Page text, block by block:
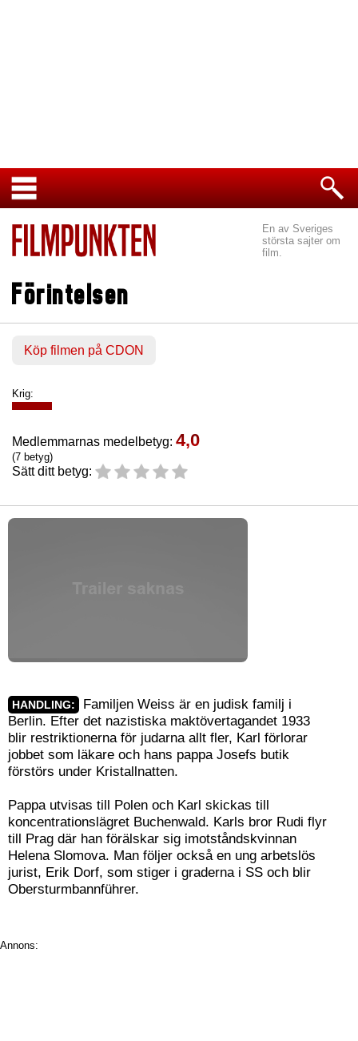
En av Sveriges
största sajter om
film.
Förintelsen
Köp filmen på CDON
Krig:
Medlemmarnas medelbetyg: 4,0
(7 betyg)
Sätt ditt betyg:
HANDLING:
Familjen Weiss är en judisk familj i
Berlin. Efter det nazistiska maktövertagandet 1933
blir restriktionerna för judarna allt fler, Karl förlorar
jobbet som läkare och hans pappa Josefs butik
förstörs under Kristallnatten.
Pappa utvisas till Polen och Karl skickas till
koncentrationslägret Buchenwald. Karls bror Rudi flyr
till Prag där han förälskar sig imotståndskvinnan
Helena Slomova. Man följer också en ung arbetslös
jurist, Erik Dorf, som stiger i graderna i SS och blir
Obersturmbannführer.
Annons: